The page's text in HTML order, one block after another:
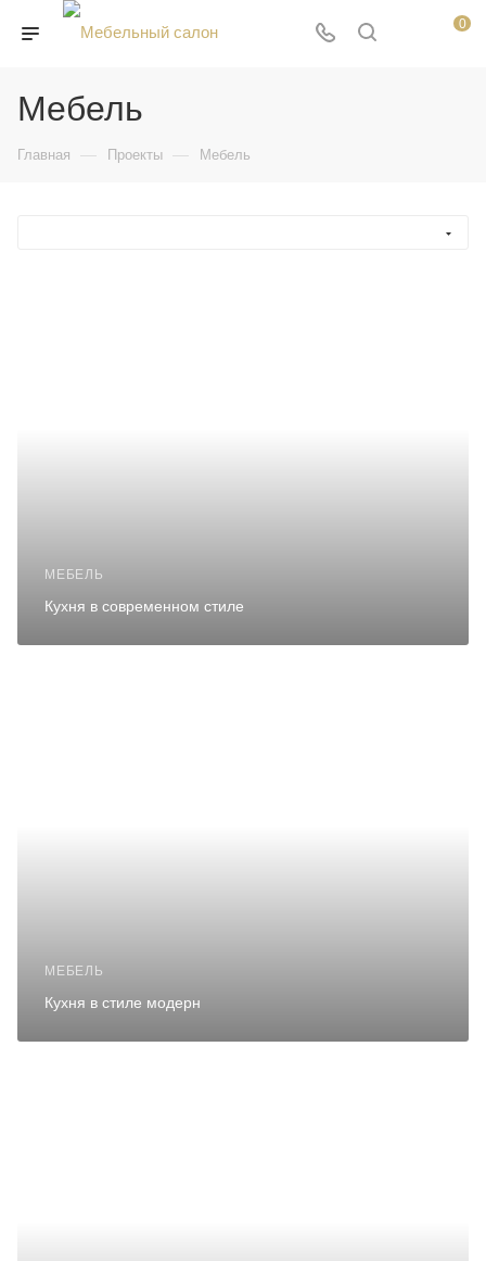
0
Мебель
Главная — Проекты — Мебель
МЕБЕЛЬ
Кухня в современном стиле
МЕБЕЛЬ
Кухня в стиле модерн